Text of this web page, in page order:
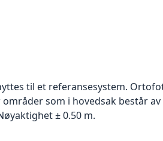
til et referansesystem.
som i hovedsak består
± 0.50 m.